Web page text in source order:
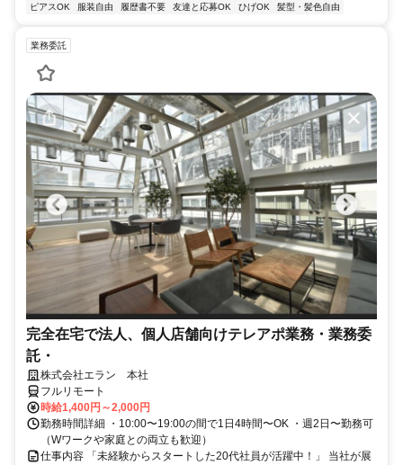
ピアスOK
服装自由 履歴書不要 友達と応募OK ひげOK 髪型・髪色自由
業務委託
完全在宅で法人、個人店舗向けテレアポ業務・業務委
託・
株式会社エラン 本社
フルリモート
時給1,400円～2,000円
勤務時間詳細 ・10:00〜19:00の間で1日4時間〜OK ・週2日〜勤務可
（Wワークや家庭との両立も歓迎）
仕事内容 「未経験からスタートした20代社員が活躍中！」 当社が展